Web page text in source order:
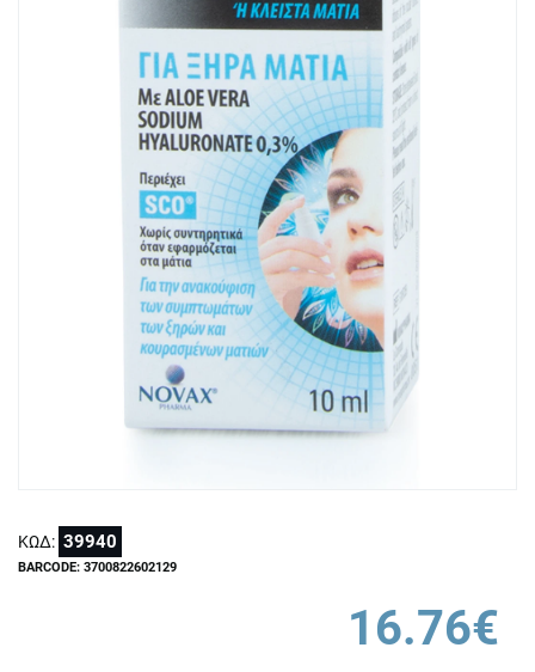
ΚΩΔ: 39940
BARCODE: 3700822602129
16.76€